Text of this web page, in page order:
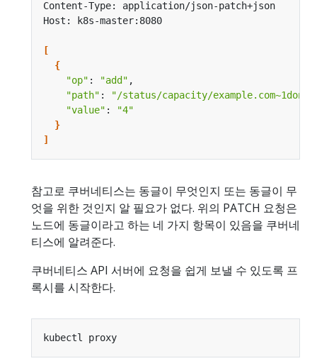
[
{
"op" : "add"
"path" :
"/status/capacity/
"value" :
"4"
}
]
참고로 쿠버네티스는 동글이 무엇인지 또는 동글이 무
엇을 위한 것인지 알 필요가 없다. 위의 PATCH 요청은
노드에 동글이라고 하는 네 가지 항목이 있음을 쿠버네
티스에 알려준다.
쿠버네티스 API 서버에 요청을 쉽게 보낼 수 있도록 프
록시를 시작한다.